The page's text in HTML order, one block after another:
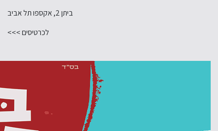
ביתן 2, אקספו תל אביב
לכרטיסים >>>